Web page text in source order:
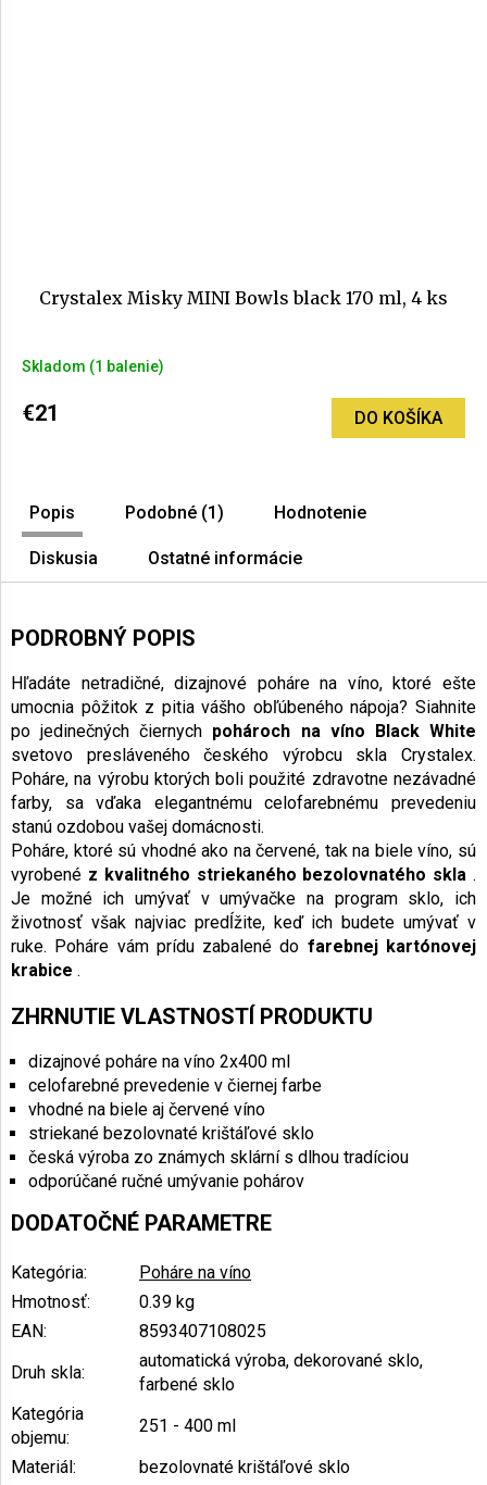
Crystalex Misky MINI Bowls black 170 ml, 4 ks
Skladom (1 balenie)
€21 DO KOŠÍKA
Popis Podobné (1) Hodnotenie
Diskusia Ostatné informácie
PODROBNÝ POPIS
Hľadáte netradičné, dizajnové poháre na víno, ktoré ešte
umocnia pôžitok z pitia vášho obľúbeného nápoja? Siahnite
po jedinečných čiernych pohároch na víno
Black White
svetovo presláveného českého výrobcu skla Crystalex.
Poháre, na výrobu ktorých boli použité zdravotne nezávadné
farby, sa vďaka elegantnému celofarebnému prevedeniu
stanú ozdobou vašej domácnosti.
Poháre, ktoré sú vhodné ako na červené, tak na biele víno, sú
vyrobené z kvalitného striekaného bezolovnatého skla .
Je možné ich umývať v umývačke na program sklo, ich
životnosť však najviac predĺžite, keď ich budete umývať v
ruke. Poháre vám prídu zabalené do farebnej kartónovej
krabice .
ZHRNUTIE VLASTNOSTÍ PRODUKTU
dizajnové poháre na víno 2x400 ml
celofarebné prevedenie v čiernej farbe
vhodné na biele aj červené víno
striekané bezolovnaté krištáľové sklo
česká výroba zo známych sklární s dlhou tradíciou
odporúčané ručné umývanie pohárov
DODATOČNÉ PARAMETRE
Kategória:
Poháre na víno
Hmotnosť:
0.39 kg
EAN:
8593407108025
Druh skla:
automatická výroba, dekorované sklo,
farbené sklo
Kategória
objemu:
251 - 400 ml
Materiál :
bezolovnaté krištáľové sklo